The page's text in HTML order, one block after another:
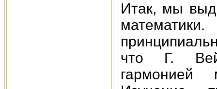
Итак, мы
что Г.
гармонией